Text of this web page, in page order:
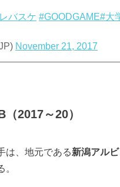
バスケ #GOODGAME#大
November 21, 2017
2017～20）
は、地元である新潟アル